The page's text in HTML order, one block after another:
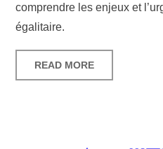
comprendre les enjeux et
égalitaire.
READ MORE